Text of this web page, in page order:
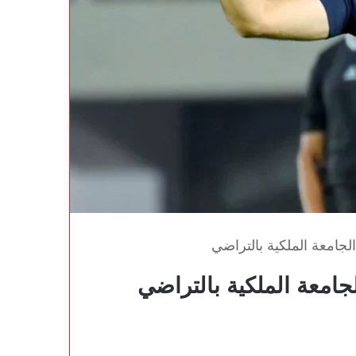
الملكية بالتراضي
الملكية بالتراضي